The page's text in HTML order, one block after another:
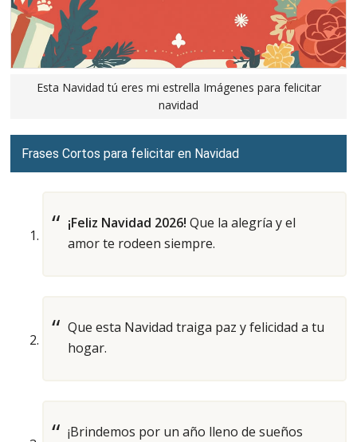
Esta Navidad tú eres mi estrella Imágenes para felicitar
navidad
Frases Cortos para felicitar en Navidad
¡Feliz Navidad 2026! Que la alegría y el
amor te rodeen siempre.
Que esta Navidad traiga paz y felicidad a tu
hogar.
¡Brindemos por un año lleno de sueños